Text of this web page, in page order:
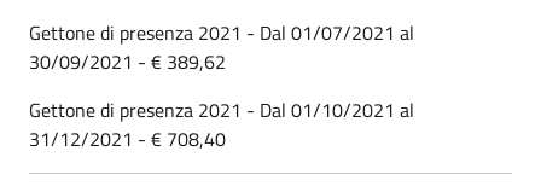
Gettone di presenza 2021 - Dal 01/07/2021 al
30/09/2021 - € 389,62
Gettone di presenza 2021 - Dal 01/10/2021 al
31/12/2021 - € 708,40